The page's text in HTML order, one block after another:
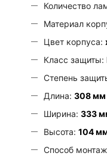
Количество
Материал
Цвет корпуса:
Класс защиты:
Степень
Длина: 308 мм
Ширина: 333
Высота: 104
Способ